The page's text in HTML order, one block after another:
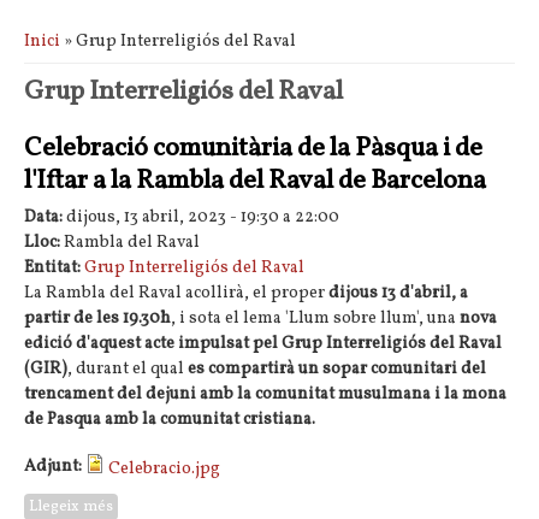
Esteu aquí
Inici » Grup Interreligiós del Raval
Grup Interreligiós del Raval
Celebració comunitària de la Pàsqua i de
l'Iftar a la Rambla del Raval de Barcelona
Data:dijous, 13 abril, 2023 - 19:30 a 22:00
Lloc:Rambla del Raval
Entitat:Grup Interreligiós del Raval
La Rambla del Raval acollirà, el properdijous 13 d'abril, a
partir de les 19.30h, i sota el lema 'Llum sobre llum', una nova
edició d'aquest acte impulsat pel Grup Interreligiós del Raval
(GIR), durant el qual es compartirà un sopar comunitari del
trencament del dejuni amb la comunitat musulmana i la mona
de Pasqua amb la comunitat cristiana.
Adjunt: Celebracio.jpg
Llegeix més